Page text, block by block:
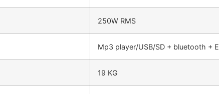
250W RMS
Mp3 player/USB/SD + bluetooth +
19 KG